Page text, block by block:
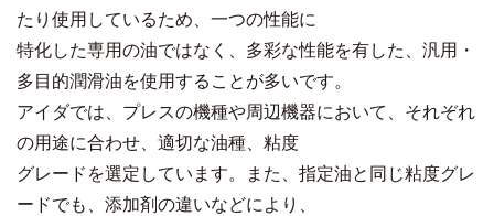
たり使用しているため、一つの性能に
特化した専用の油ではなく、多彩な性能を有した、汎用・
多目的潤滑油を使用することが多いです。
アイダでは、プレスの機種や周辺機器において、それぞれ
の用途に合わせ、適切な油種、粘度
グレードを選定しています。また、指定油と同じ粘度グレ
ードでも、添加剤の違いなどにより、